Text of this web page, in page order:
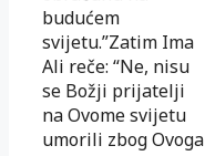
budućem
svijetu.”Zatim Ima
Ali reče: “Ne, nisu
se Božji prijatelji
na Ovome svijetu
umorili zbog Ovoga